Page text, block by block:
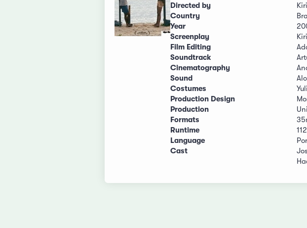
Directed by
Country
Year
Screenplay
Film Editing
Soundtrack
Cinematography
Sound
Costumes
Production Design
Production
Formats
Runtime
Language
Cast